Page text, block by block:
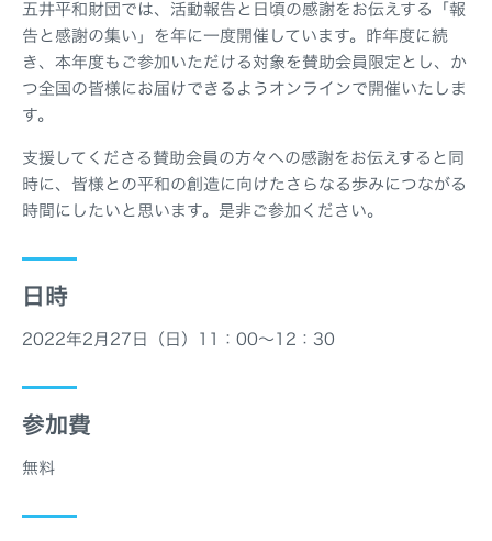
五井平和財団では、活動報告と日頃の感謝をお伝えする「報
告と感謝の集い」を年に一度開催しています。昨年度に続
き、本年度もご参加いただける対象を賛助会員限定とし、か
つ全国の皆様にお届けできるようオンラインで開催いたしま
す。
支援してくださる賛助会員の方々への感謝をお伝えすると同
時に、皆様との平和の創造に向けたさらなる歩みにつながる
時間にしたいと思います。是非ご参加ください。
日時
2022年2月27日（日）11：00〜12：30
参加費
無料